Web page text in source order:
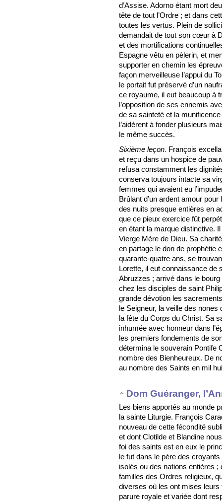
d’Assise. Adorno étant mort
tête de tout l’Ordre ; et dans
toutes les vertus. Plein de
demandait de tout son cœur à
et des mortifications
Espagne vêtu en pèlerin, et
supporter en chemin les
façon merveilleuse l’appui du
le portait fut préservé d’un
ce royaume, il eut beaucoup à
l’opposition de ses ennemis
de sa sainteté et la
l’aidèrent à fonder plusieurs
le même succès.
Sixième leçon. François
et reçu dans un hospice de
refusa constamment les
conserva toujours intacte sa
femmes qui avaient eu
Brûlant d’un ardent amour
des nuits presque entières en
que ce pieux exercice fût
en étant la marque distinctive.
Vierge Mère de Dieu. Sa
en partage le don de prophétie
quarante-quatre ans, se
Lorette, il eut connaissance de
Abruzzes ; arrivé dans le bourg
chez les disciples de saint
grande dévotion les
le Seigneur, la veille des nones
la fête du Corps du Christ. Sa
inhumée avec honneur dans
les premiers fondements de
détermina le souverain Pontife
nombre des Bienheureux. De
au nombre des Saints en mil
Dom Guéranger,
Les biens apportés au monde
la sainte Liturgie. François
nouveau de cette fécondité
et dont Clotilde et Blandine
foi des saints est en eux le
le fut dans le père des
isolés ou des nations entières ;
familles des Ordres religieux,
diverses où les ont mises leurs
parure royale et variée dont